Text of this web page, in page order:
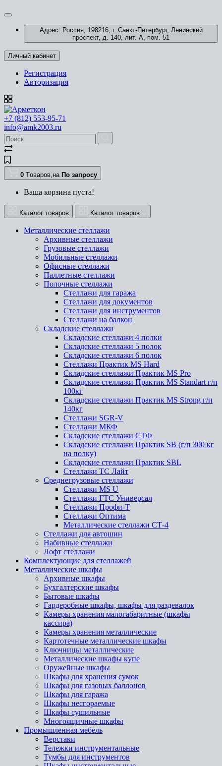
Адрес: Россия, 198216, г. Санкт-Петербург, Ленинский
проспект, д. 140, лит. А, пом. 51
Личный кабинет
Регистрация
Авторизация
+7 (812) 553-95-71
info@amk2003.ru
0 Tоваров,на По запросу
Ваша корзина пуста!
Каталог товаров Каталог товаров
Металлические стеллажи
Архивные стеллажи
Грузовые стеллажи
Мобильные стеллажи
Офисные стеллажи
Паллетные стеллажи
Полочные стеллажи
Стеллажи для гаража
Стеллажи для документов
Стеллажи для инструментов
Стеллажи на балкон
Складские стеллажи
Складские стеллажи 4 полки
Складские стеллажи 5 полок
Складские стеллажи 6 полок
Стеллажи Практик MS Hard
Складские стеллажи Практик MS Pro
Складские стеллажи Практик MS Standart г/п
100кг
Складские стеллажи Практик MS Strong г/п
140кг
Стеллажи SGR-V
Стеллажи МКФ
Складские стеллажи СТФ
Складские стеллажи Практик SB (г/п 300 кг
на полку)
Складские стеллажи Практик SBL
Стеллажи ТС Лайт
Среднегрузовые стеллажи
Стеллажи MS U
Стеллажи ГТС Универсал
Стеллажи Профи-Т
Стеллажи Оптима
Металлические стеллажи СТ-4
Стеллажи для автошин
Набивные стеллажи
Лофт стеллажи
Комплектующие для стеллажей
Металлические шкафы
Архивные шкафы
Бухгалтерские шкафы
Бытовые шкафы
Гардеробные шкафы, шкафы для раздевалок
Камеры хранения малогабаритные (шкафы
кассира)
Камеры хранения металлические
Картотечные металлические шкафы
Ключницы металлические
Металлические шкафы купе
Оружейные шкафы
Шкафы для хранения сумок
Шкафы для газовых баллонов
Шкафы для гаража
Шкафы несгораемые
Шкафы сушильные
Многоящичные шкафы
Промышленная мебель
Верстаки
Тележки инструментальные
Тумбы для инструментов